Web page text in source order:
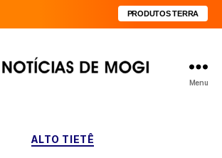
PRODUTOS TERRA
Menu
Categorias
ALTO TIETÊ